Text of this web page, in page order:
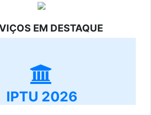
EM DESTAQUE
IPTU 2026